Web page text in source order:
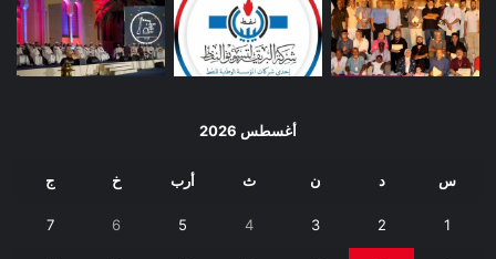
أغسطس 2026
س د ن ث أرب خ ج
1
2
3
4
5
6
7